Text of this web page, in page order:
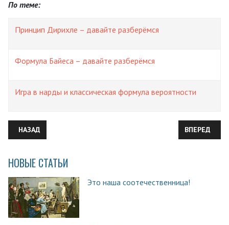
По теме:
Принцип Дирихле – давайте разберёмся
Формула Байеса – давайте разберёмся
Игра в нарды и классическая формула вероятности
ПРЕДЫДУЩИЙ: ЗАРОЖДЕНИЕ ИНТЕГРАЛЬНОГО И
НАЗАД ВПЕРЕД
НОВЫЕ СТАТЬИ
Это наша соотечественница!